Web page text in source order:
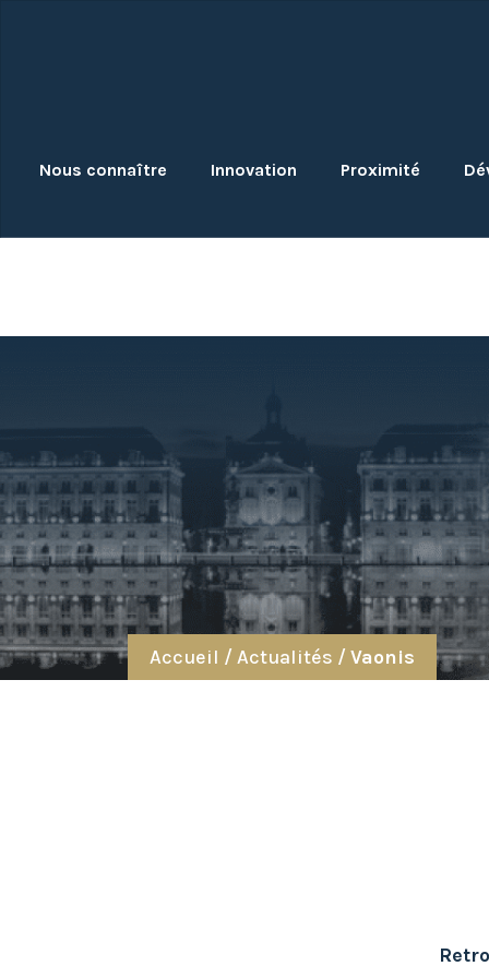
Nous connaître Innovation Proximité
Accueil / Actualités / Vaonis